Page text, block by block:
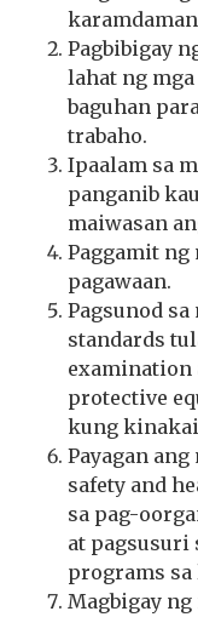
Pagbibigay
lahat ng
baguhan
trabaho.
Ipaalam sa
panganib
maiwasan
Paggamit ng
pagawaan.
Pagsunod
standards
examination
protective
kung
Payagan
safety and
sa pag-
at pagsusuri
programs sa
Magbigay